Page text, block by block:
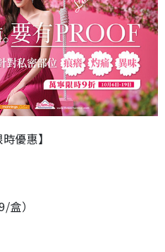
優惠】
）